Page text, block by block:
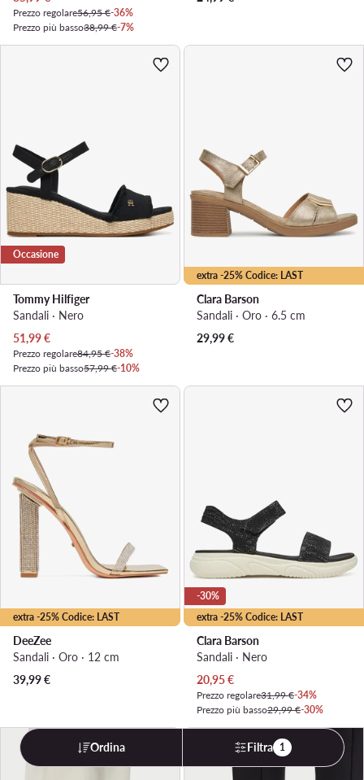
Prezzo regolare56,95 €-36%
Prezzo più basso38,99 €-7%
Occasione
Tommy Hilfiger
Sandali · Nero
Prezzo attuale
51,99€
Prezzo regolare84,95 €-38%
Prezzo più basso57,99 €-10%
extra -25% Codice: LAST
Clara Barson
Sandali · Oro · 6.5 cm
29,99€
extra -25% Codice: LAST
DeeZee
Sandali · Oro · 12 cm
39,99€
extra -25% Codice: LAST
-30%
Clara Barson
Sandali · Nero
Prezzo attuale
20,95€
Prezzo regolare31,99 €-34%
Prezzo più basso29,99 €-30%
Ordina Filtra 1